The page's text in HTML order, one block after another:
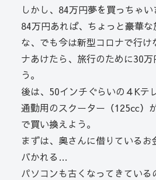
しかし、84万円夢を買っちゃい
84万円あれば、ちょっと豪華
な、でも今は新型コロナで行け
ナあけたら、旅行のために30
う。
後は、50インチぐらいの４Kテ
通勤用のスクーター（125㏄）
で買い換えよう。
まずは、奥さんに借りている
バかれる…
パソコンも古くなってきている